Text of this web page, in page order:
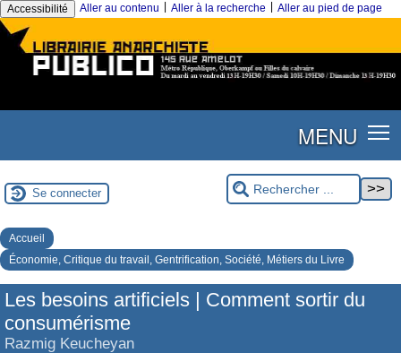
Accessibilité Aller au contenu Aller à la recherche Aller au pied de page
MENU
Se connecter
Accueil
Économie, Critique du travail, Gentrification, Société, Métiers du Livre
Les besoins artificiels | Comment sortir du
consumérisme
Razmig Keucheyan